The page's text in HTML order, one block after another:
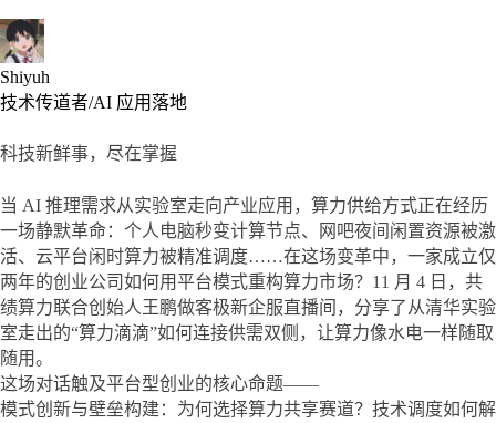
Shiyuh
技术传道者/AI 应用落地
科技新鲜事，尽在掌握
当 AI 推理需求从实验室走向产业应用，算力供给方式正在经历
一场静默革命：个人电脑秒变计算节点、网吧夜间闲置资源被激
活、云平台闲时算力被精准调度……在这场变革中，一家成立仅
两年的创业公司如何用平台模式重构算力市场？11 月 4 日，共
绩算力联合创始人王鹏做客极新企服直播间，分享了从清华实验
室走出的“算力滴滴”如何连接供需双侧，让算力像水电一样随取
随用。
这场对话触及平台型创业的核心命题——
模式创新与壁垒构建：为何选择算力共享赛道？技术调度如何解